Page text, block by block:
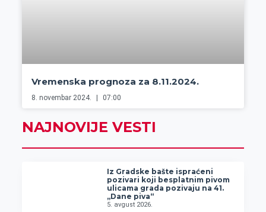
Vremenska prognoza za 8.11.2024.
8. novembar 2024. 07:00
NAJNOVIJE VESTI
Iz Gradske bašte ispraćeni
pozivari koji besplatnim pivom
ulicama grada pozivaju na 41.
„Dane piva“
5. avgust 2026.